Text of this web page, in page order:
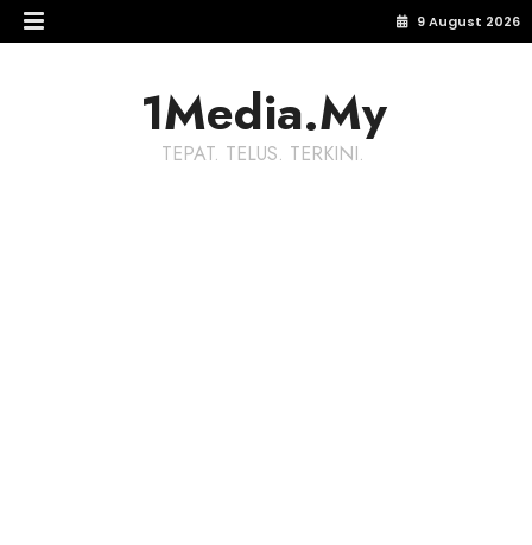
9 August 2026
1Media.My
TEPAT. TELUS. TERKINI.